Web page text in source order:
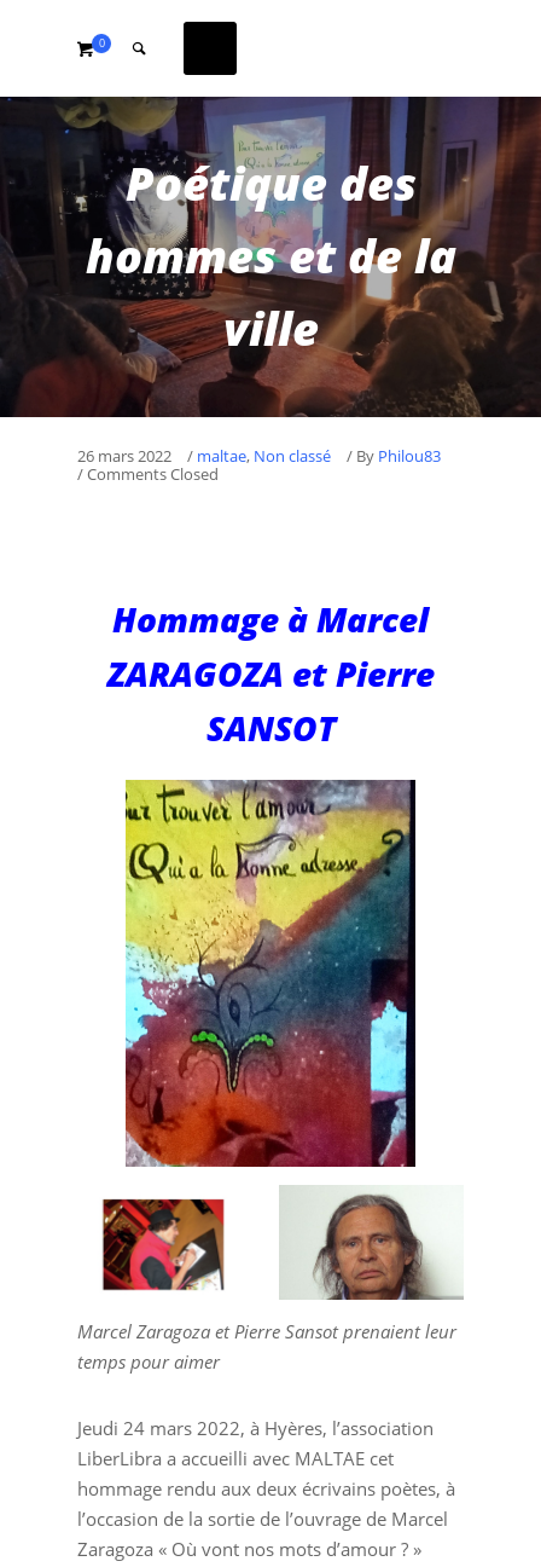
0
Poétique des
hommes et de la
ville
26 mars 2022 / maltae, Non classé / By Philou83
/ Comments Closed
Hommage à Marcel
ZARAGOZA et Pierre
SANSOT
Marcel Zaragoza et Pierre Sansot prenaient leur
temps pour aimer
Jeudi 24 mars 2022, à Hyères, l’association
LiberLibra a accueilli avec MALTAE cet
hommage rendu aux deux écrivains poètes, à
l’occasion de la sortie de l’ouvrage de Marcel
Zaragoza « Où vont nos mots d’amour ? »